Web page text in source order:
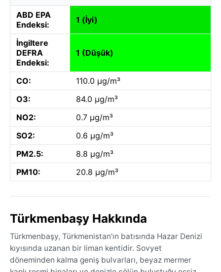
ABD EPA
Endeksi:
1 (İyi)
İngiltere
DEFRA
Endeksi:
1 (Düşük)
CO:
110.0 µg/m³
O3:
84.0 µg/m³
NO2:
0.7 µg/m³
SO2:
0.6 µg/m³
PM2.5:
8.8 µg/m³
PM10:
20.8 µg/m³
Türkmenbaşy Hakkında
Türkmenbaşy, Türkmenistan'ın batısında Hazar Denizi
kıyısında uzanan bir liman kentidir. Sovyet
döneminden kalma geniş bulvarları, beyaz mermer